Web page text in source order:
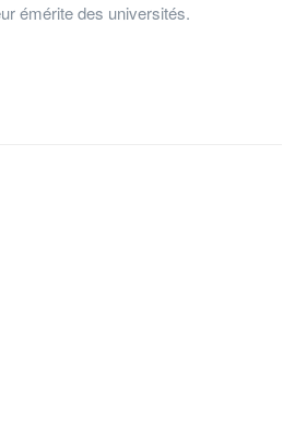
émérite des universités.